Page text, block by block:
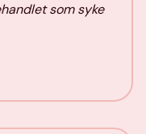
som syke